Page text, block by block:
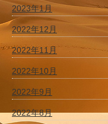
2023年1月
2022年12月
2022年11月
2022年10月
2022年9月
2022年8月